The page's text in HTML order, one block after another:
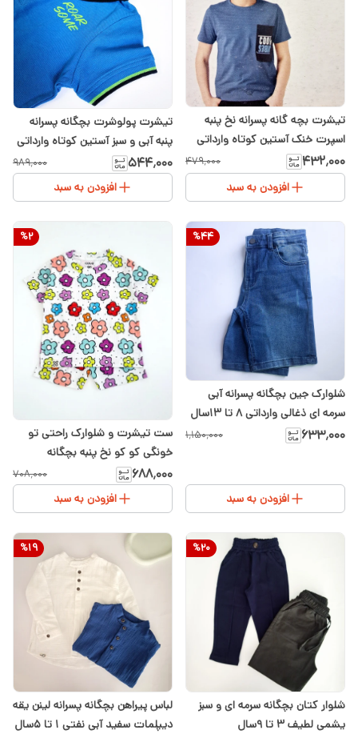
تیشرت بچه گانه پسرانه نخ پنبه
اسپرت خنک آستین کوتاه وارداتی
ترک۸ تا ۱۲سال
۴۳۲٬۰۰۰ ۴۷۹٬۰۰۰
افزودن به سبد
تیشرت پولوشرت بچگانه پسرانه
پنبه آبی و سبز آستین کوتاه وارداتی
لوپیلو ۱ تا ۶سال
۵۴۴٬۰۰۰ ۹۸۹٬۰۰۰
افزودن به سبد
%44
شلوارک جین بچگانه پسرانه آبی
سرمه ای ذغالی وارداتی ۸ تا ۱۳سال
۶۳۳٬۰۰۰ ۱٬۱۵۰٬۰۰۰
افزودن به سبد
%2
ست تیشرت و شلوارک راحتی تو
خونگی کو کو نخ پنبه بچگانه
دخترانه طرح گل گلی ۱ تا ۷سال
۶۸۸٬۰۰۰ ۷۰۸٬۰۰۰
افزودن به سبد
%20
شلوار کتان بچگانه سرمه ای و سبز
یشمی لطیف ۳ تا ۹سال
%19
لباس پیراهن بچگانه پسرانه لینن یقه
دیپلمات سفید آبی نفتی ۱ تا ۵سال